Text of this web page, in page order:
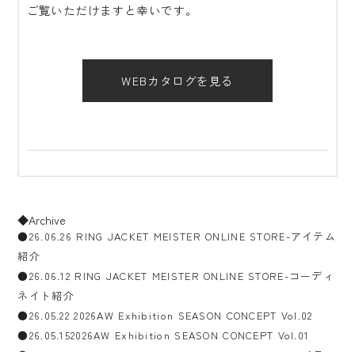
ご覧いただけますと幸いです。
WEBカタログを見る
◆Archive
●26.06.26 RING JACKET MEISTER ONLINE STORE-アイテム
紹介
●26.06.12 RING JACKET MEISTER ONLINE STORE-コーディ
ネイト紹介
●26.05.22 2026AW Exhibition SEASON CONCEPT Vol.02
●26.05.152026AW Exhibition SEASON CONCEPT Vol.01